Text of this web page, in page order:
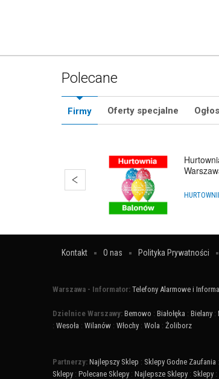
Polecane
Firmy Oferty specjalne
Kontakt O nas Polityka Prywatności
Warszawa - Informator: Telefony Alarmowe i
Dzielnice Warszawy: Bemowo : Białołęka : Bielany :
: Wesoła : Wilanów : Włochy : Wola : Żoliborz
Partnerzy: Najlepszy Sklep : Sklepy Godne Zaufania :
Sklepy : Polecane Sklepy : Najlepsze Sklepy : Sklepy :